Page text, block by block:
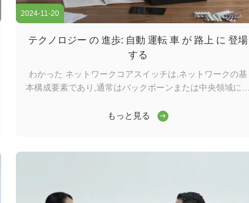
2024-11-20
テクノロジー の 進歩: 自動 運転 車 が 路上 に 登場
する
わかった ネットワークコアスイッチは,ネットワークの基
本構成要素であり,通常はバックボーンまたは中央領域に位
な運用を確保する上で重要な役割を果たしますワイダーコ
じてサーバー,インターネットサービスプロバイダー (ISP)
チは大きなパワーと容量を持つ必要があります. そのため,
もっと見る